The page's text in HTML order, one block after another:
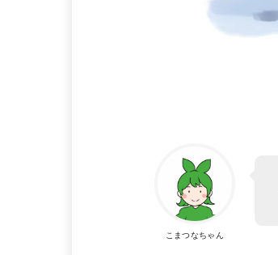
こまつなちゃん